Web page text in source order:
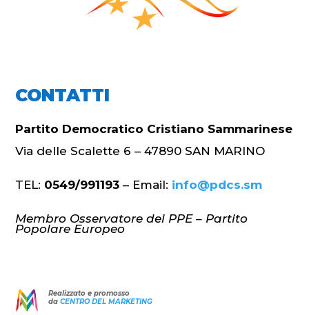
CONTATTI
Partito Democratico Cristiano Sammarinese
Via delle Scalette 6 – 47890 SAN MARINO
TEL: 0549/991193 – Email: info@pdcs.sm
Membro Osservatore del PPE – Partito
Popolare Europeo
Realizzato e promosso
da CENTRO DEL MARKETING